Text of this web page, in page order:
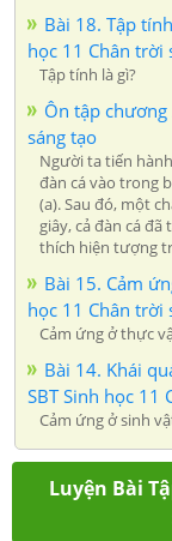
Bài 18. Tập
học 11 Chân trời
Tập tính là gì?
Ôn tập chương
sáng tạo
Người ta tiến
đàn cá vào trong
(a). Sau đó, một
giây, cả đàn cá
thích hiện tượng
Bài 15. Cảm
học 11 Chân trời
Cảm ứng ở thực
Bài 14. Khái
SBT Sinh học 11
Cảm ứng ở sinh
Luyện Bài